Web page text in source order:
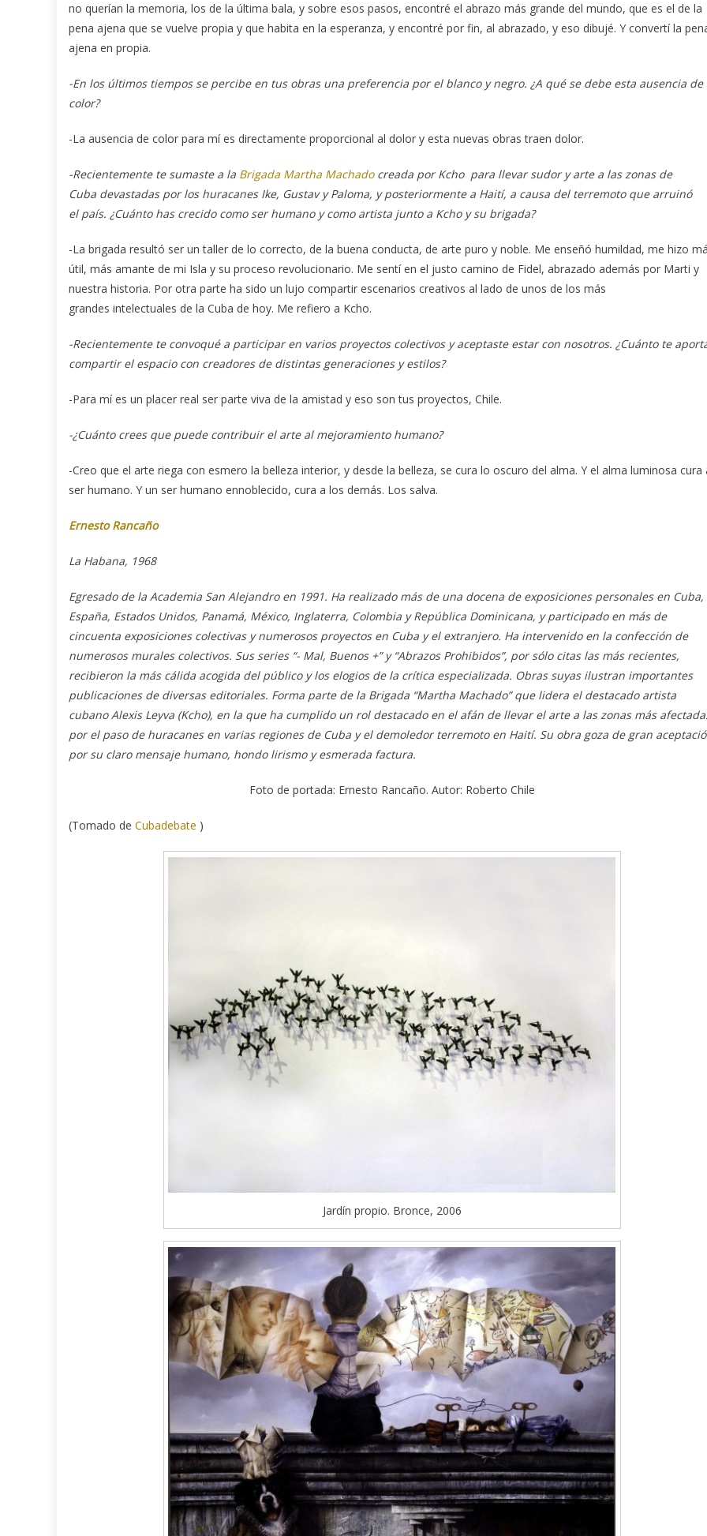
no querían la memoria, los de la última bala, y sobre esos pasos, encontré el abrazo más grande del mundo, que es el de la
pena ajena que se vuelve propia y que habita en la esperanza, y encontré por fin, al abrazado, y eso dibujé. Y convertí la
ajena en propia.
-En los últimos tiempos se percibe en tus obras una preferencia por el blanco y negro. ¿A qué se debe esta ausencia de
color?
-La ausencia de color para mí es directamente proporcional al dolor y esta nuevas obras traen dolor.
-Recientemente te sumaste a la Brigada Martha Machado creada por Kcho para llevar sudor y arte a las zonas de
Cuba devastadas por los huracanes Ike, Gustav y Paloma, y posteriormente a Haití, a causa del terremoto que arruinó
el país. ¿Cuánto has crecido como ser humano y como artista junto a Kcho y su brigada?
-La brigada resultó ser un taller de lo correcto, de la buena conducta, de arte puro y noble. Me enseñó humildad, me hizo
útil, más amante de mi Isla y su proceso revolucionario. Me sentí en el justo camino de Fidel, abrazado además por Marti y
nuestra historia. Por otra parte ha sido un lujo compartir escenarios creativos al lado de unos de los más
grandes intelectuales de la Cuba de hoy. Me refiero a Kcho.
-Recientemente te convoqué a participar en varios proyectos colectivos y aceptaste estar con nosotros. ¿Cuánto te
compartir el espacio con creadores de distintas generaciones y estilos?
-Para mí es un placer real ser parte viva de la amistad y eso son tus proyectos, Chile.
-¿Cuánto crees que puede contribuir el arte al mejoramiento humano?
-Creo que el arte riega con esmero la belleza interior, y desde la belleza, se cura lo oscuro del alma. Y el alma luminosa cura
ser humano. Y un ser humano ennoblecido, cura a los demás. Los salva.
Ernesto Rancaño
La Habana, 1968
Egresado de la Academia San Alejandro en 1991. Ha realizado más de una docena de exposiciones personales en Cuba,
España, Estados Unidos, Panamá, México, Inglaterra, Colombia y República Dominicana, y participado en más de
cincuenta exposiciones colectivas y numerosos proyectos en Cuba y el extranjero. Ha intervenido en la confección de
numerosos murales colectivos. Sus series “- Mal, Buenos +” y “Abrazos Prohibidos”, por sólo citas las más recientes,
recibieron la más cálida acogida del público y los elogios de la crítica especializada. Obras suyas ilustran importantes
publicaciones de diversas editoriales. Forma parte de la Brigada “Martha Machado” que lidera el destacado artista
cubano Alexis Leyva (Kcho), en la que ha cumplido un rol destacado en el afán de llevar el arte a las zonas más
por el paso de huracanes en varias regiones de Cuba y el demoledor terremoto en Haití. Su obra goza de gran
por su claro mensaje humano, hondo lirismo y esmerada factura.
Foto de portada: Ernesto Rancaño. Autor: Roberto Chile
(Tomado de Cubadebate )
Jardín propio. Bronce, 2006